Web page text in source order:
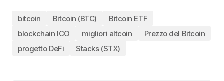
bitcoin Bitcoin (BTC)
Bitcoin ETF
blockchain ICO
migliori altcoin
Prezzo del Bitcoin
progetto DeFi
Stacks (STX)